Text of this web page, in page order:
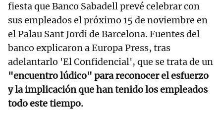
fiesta que Banco Sabadell prevé celebrar con
sus empleados el próximo 15 de noviembre en
el Palau Sant Jordi de Barcelona. Fuentes del
banco explicaron a Europa Press, tras
adelantarlo 'El Confidencial', que se trata de un
"encuentro lúdico" para reconocer el esfuerzo
y la implicación que han tenido los empleados
todo este tiempo.